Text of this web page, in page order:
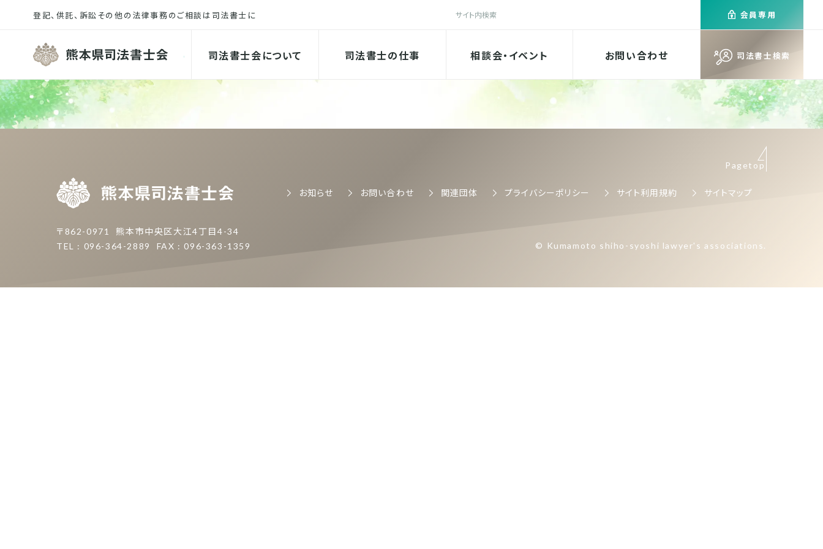
熊本県司法書士会 司法書士検索
司法書士会について 司法書士の仕事 相談会・イベント お問い合わせ
検索 会員専用
熊本県司法書士会
〒862-0971
熊本市中央区大江4丁目4-34
TEL : 096-364-2889
FAX : 096-363-1359
お知らせ お問い合わせ 関連団体 プライバシーポリシー サイト利用規約 サイトマップ
Pagetop
© Kumamoto shiho-syoshi lawyer's associations.